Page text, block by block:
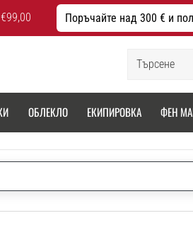
Поръчайте над 300 € и
ОБЛЕКЛО ЕКИПИРОВКА ФЕН